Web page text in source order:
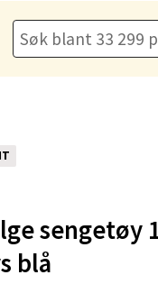
sengetøy
blå